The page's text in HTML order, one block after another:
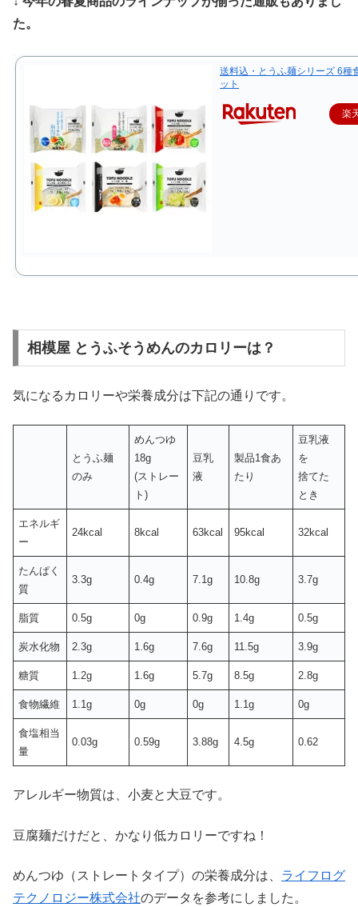
た。
送料込・とうふ麺シリーズ 6種
ット
楽
相模屋 とうふそうめんのカロリーは？
気になるカロリーや栄養成分は下記の通りです。
とうふ麺
のみ
めんつゆ
18g
(ストレー
ト)
豆乳
液
製品1食あ
たり
豆乳液
を
捨てた
とき
エネルギ
ー
24kcal 8kcal 63kcal 95kcal 32kcal
たんぱく
質
3.3g 0.4g 7.1g 10.8g 3.7g
脂質 0.5g 0g 0.9g 1.4g 0.5g
炭水化物 2.3g 1.6g 7.6g 11.5g 3.9g
糖質 1.2g 1.6g 5.7g 8.5g 2.8g
食物繊維 1.1g 0g 0g 1.1g 0g
食塩相当
量
0.03g 0.59g 3.88g 4.5g 0.62
アレルギー物質は、小麦と大豆です。
豆腐麺だけだと、かなり低カロリーですね！
めんつゆ（ストレートタイプ）の栄養成分は、 ライフログ
テクノロジー株式会社のデータを参考にしました。